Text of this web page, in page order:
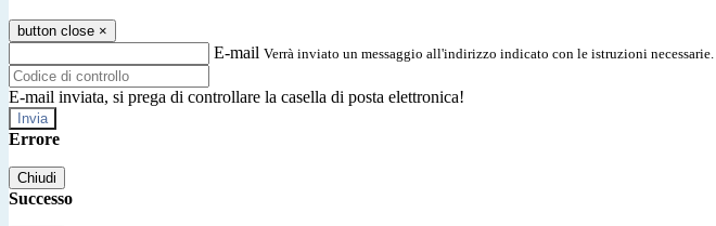
button close ×
E-mail Verrà inviato un messaggio all'indirizzo indicato con le istruzioni necessarie.
E-mail inviata, si prega di controllare la casella di posta elettronica!
Errore
Chiudi
Successo